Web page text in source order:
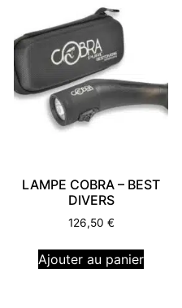
LAMPE COBRA – BEST
DIVERS
126,50 €
Ajouter au panier